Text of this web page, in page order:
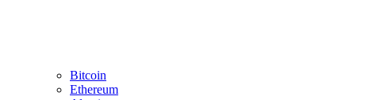
Bitcoin
Ethereum